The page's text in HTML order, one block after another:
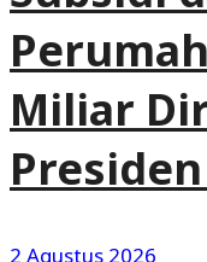
Miliar
2 Agustus 2026